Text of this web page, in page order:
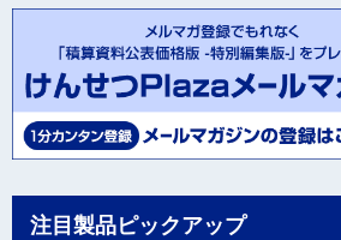
注目製品ピックアップ